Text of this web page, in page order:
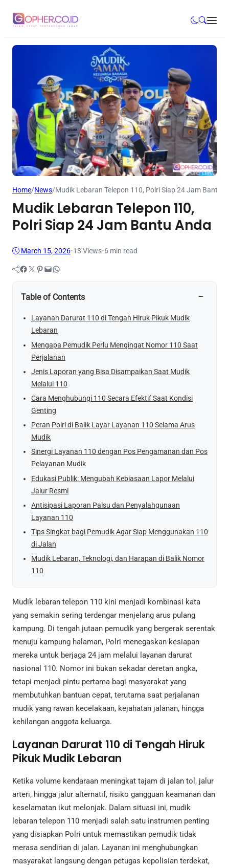
News
Home/News/Mudik Lebaran Telepon 110, Polri Siap 24 Jam Bantu
Mudik Lebaran Telepon 110,
Polri Siap 24 Jam Bantu Anda
March 15, 2026•13 Views•6 min read
Facebook Twitter Pinterest Mail WhatsApp
Table of Contents −
Layanan Darurat 110 di Tengah Hiruk Pikuk Mudik
Lebaran
Mengapa Pemudik Perlu Mengingat Nomor 110 Saat
Perjalanan
Jenis Laporan yang Bisa Disampaikan Saat Mudik
Melalui 110
Cara Menghubungi 110 Secara Efektif Saat Kondisi
Genting
Peran Polri di Balik Layar Layanan 110 Selama Arus
Mudik
Sinergi Layanan 110 dengan Pos Pengamanan dan Pos
Pelayanan Mudik
Edukasi Publik: Mengubah Kebiasaan Lapor Melalui
Jalur Resmi
Antisipasi Laporan Palsu dan Penyalahgunaan
Layanan 110
Tips Singkat bagi Pemudik Agar Siap Menggunakan 110
di Jalan
Mudik Lebaran, Teknologi, dan Harapan di Balik Nomor
110
Mudik lebaran telepon 110 kini menjadi kombinasi kata
yang semakin sering terdengar menjelang arus pulang
kampung. Di tengah jutaan pemudik yang bergerak serentak
menuju kampung halaman, Polri menegaskan kesiapan
mereka untuk berjaga 24 jam melalui layanan darurat
nasional 110. Nomor ini bukan sekadar deretan angka,
tetapi menjadi pintu pertama bagi masyarakat yang
membutuhkan bantuan cepat, terutama saat perjalanan
mudik yang rawan kecelakaan, kejahatan jalanan, hingga
kehilangan anggota keluarga.
Layanan Darurat 110 di Tengah Hiruk
Pikuk Mudik Lebaran
Ketika volume kendaraan meningkat tajam di jalan tol, jalur
arteri, hingga jalur alternatif, risiko gangguan keamanan dan
keselamatan ikut melonjak. Dalam situasi ini, mudik
lebaran telepon 110 menjadi salah satu instrumen penting
yang disiapkan Polri untuk memastikan pemudik tidak
merasa sendirian di jalan. Layanan ini menghubungkan
masyarakat langsung dengan petugas kepolisian terdekat,